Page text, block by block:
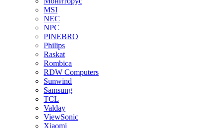
MSI
NEC
NPC
PINEBRO
Philips
Raskat
Rombica
RDW Computers
Sunwind
Samsung
TCL
Valday
ViewSonic
Xiaomi